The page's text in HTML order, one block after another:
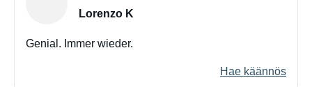
Lorenzo K
Genial. Immer wieder.
Hae käännös